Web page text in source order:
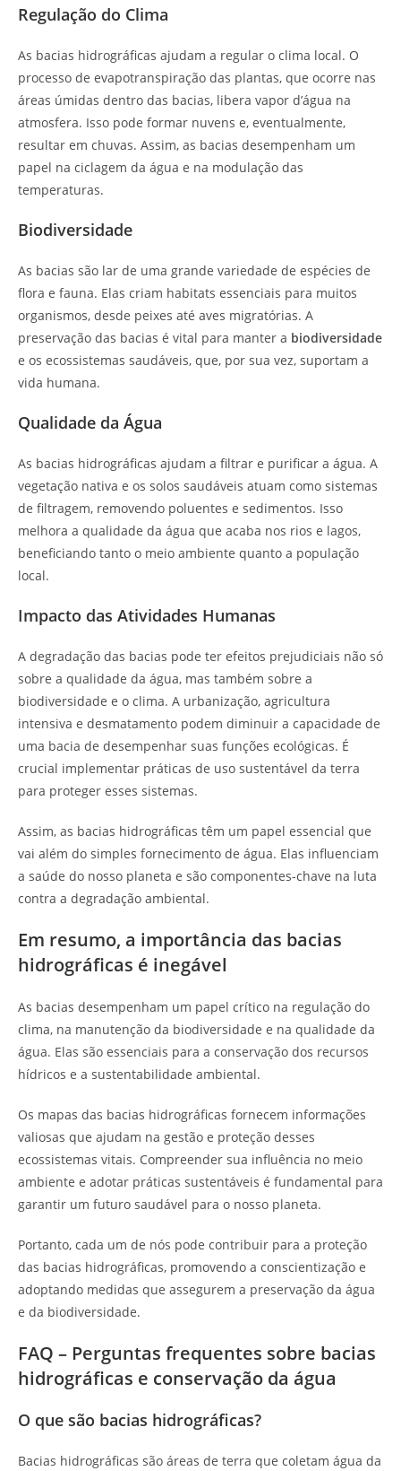
Regulação do Clima
As bacias hidrográficas ajudam a regular o clima local. O
processo de evapotranspiração das plantas, que ocorre nas
áreas úmidas dentro das bacias, libera vapor d’água na
atmosfera. Isso pode formar nuvens e, eventualmente,
resultar em chuvas. Assim, as bacias desempenham um
papel na ciclagem da água e na modulação das
temperaturas.
Biodiversidade
As bacias são lar de uma grande variedade de espécies de
flora e fauna. Elas criam habitats essenciais para muitos
organismos, desde peixes até aves migratórias. A
preservação das bacias é vital para manter a biodiversidade
e os ecossistemas saudáveis, que, por sua vez, suportam a
vida humana.
Qualidade da Água
As bacias hidrográficas ajudam a filtrar e purificar a água. A
vegetação nativa e os solos saudáveis atuam como sistemas
de filtragem, removendo poluentes e sedimentos. Isso
melhora a qualidade da água que acaba nos rios e lagos,
beneficiando tanto o meio ambiente quanto a população
local.
Impacto das Atividades Humanas
A degradação das bacias pode ter efeitos prejudiciais não só
sobre a qualidade da água, mas também sobre a
biodiversidade e o clima. A urbanização, agricultura
intensiva e desmatamento podem diminuir a capacidade de
uma bacia de desempenhar suas funções ecológicas. É
crucial implementar práticas de uso sustentável da terra
para proteger esses sistemas.
Assim, as bacias hidrográficas têm um papel essencial que
vai além do simples fornecimento de água. Elas influenciam
a saúde do nosso planeta e são componentes-chave na luta
contra a degradação ambiental.
Em resumo, a importância das bacias
hidrográficas é inegável
As bacias desempenham um papel crítico na regulação do
clima, na manutenção da biodiversidade e na qualidade da
água. Elas são essenciais para a conservação dos recursos
hídricos e a sustentabilidade ambiental.
Os mapas das bacias hidrográficas fornecem informações
valiosas que ajudam na gestão e proteção desses
ecossistemas vitais. Compreender sua influência no meio
ambiente e adotar práticas sustentáveis é fundamental para
garantir um futuro saudável para o nosso planeta.
Portanto, cada um de nós pode contribuir para a proteção
das bacias hidrográficas, promovendo a conscientização e
adoptando medidas que assegurem a preservação da água
e da biodiversidade.
FAQ – Perguntas frequentes sobre bacias
hidrográficas e conservação da água
O que são bacias hidrográficas?
Bacias hidrográficas são áreas de terra que coletam água da